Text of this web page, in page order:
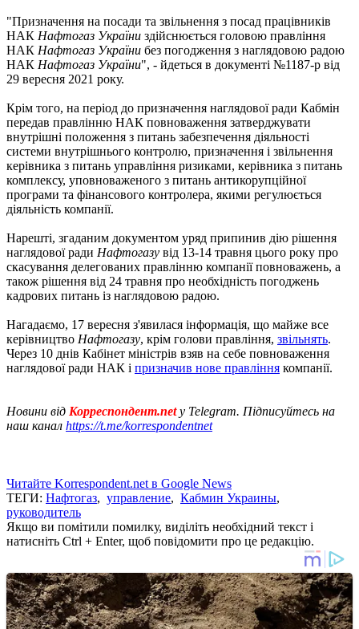
"Призначення на посади та звільнення з посад працівників
НАК Нафтогаз України здійснюється головою правління
НАК Нафтогаз України без погодження з наглядовою радою
НАК Нафтогаз України", - йдеться в документі №1187-р від
29 вересня 2021 року.
Крім того, на період до призначення наглядової ради Кабмін
передав правлінню НАК повноваження затверджувати
внутрішні положення з питань забезпечення діяльності
системи внутрішнього контролю, призначення і звільнення
керівника з питань управління ризиками, керівника з питань
комплексу, уповноваженого з питань антикорупційної
програми та фінансового контролера, якими регулюється
діяльність компанії.
Нарешті, згаданим документом уряд припинив дію рішення
наглядової ради Нафтогазу від 13-14 травня цього року про
скасування делегованих правлінню компанії повноважень, а
також рішення від 24 травня про необхідність погоджень
кадрових питань із наглядовою радою.
Нагадаємо, 17 вересня з'явилася інформація, що майже все
керівництво Нафтогазу, крім голови правління, звільнять.
Через 10 днів Кабінет міністрів взяв на себе повноваження
наглядової ради НАК і призначив нове правління компанії.
Новини від Корреспондент.netу Telegram. Підписуйтесь на
наш канал https://t.me/korrespondentnet
Читайте Korrespondent.net в Google News
ТЕГИ: Нафтогаз, управление, Кабмин Украины,
руководитель
Якщо ви помітили помилку, виділіть необхідний текст і
натисніть Ctrl + Enter, щоб повідомити про це редакцію.